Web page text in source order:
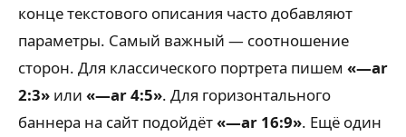
конце текстового описания часто добавляют
параметры. Самый важный — соотношение
сторон. Для классического портрета пишем «—ar
2:3» или «—ar 4:5». Для горизонтального
баннера на сайт подойдёт«—ar 16:9». Ещё один